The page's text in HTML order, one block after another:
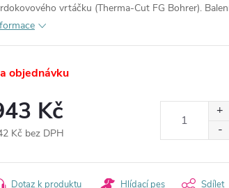
vrtáčku (Therma-Cut FG Bohrer).
objednávku
Kč
Kč bez DPH
Dotaz k produktu Hlídací pes Sdílet